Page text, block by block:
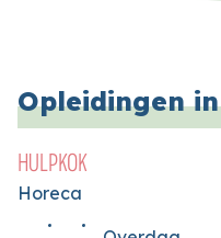
Opleidingen
HULPKOK
Horeca